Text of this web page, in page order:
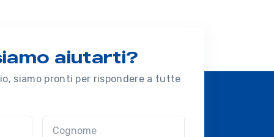
aiutarti?
siamo pronti per rispondere a tutte